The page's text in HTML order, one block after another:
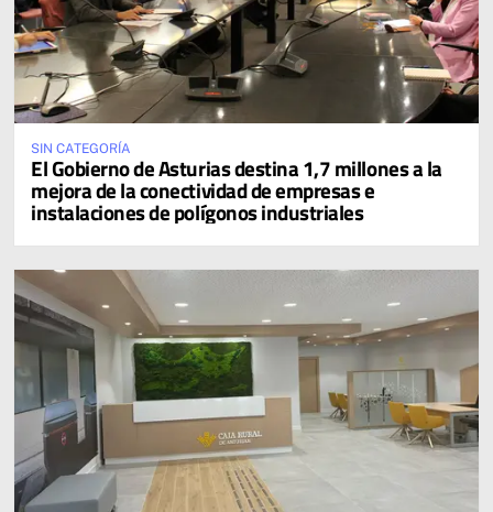
SIN CATEGORÍA
El Gobierno de Asturias destina 1,7 millones a la
mejora de la conectividad de empresas e
instalaciones de polígonos industriales